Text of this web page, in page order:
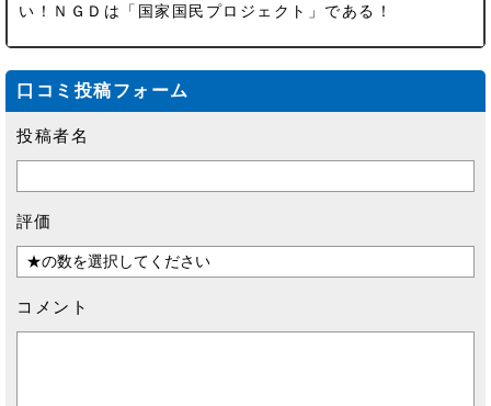
い！ＮＧＤは「国家国民プロジェクト」である！
口コミ投稿フォーム
コメント
評価
投稿者名